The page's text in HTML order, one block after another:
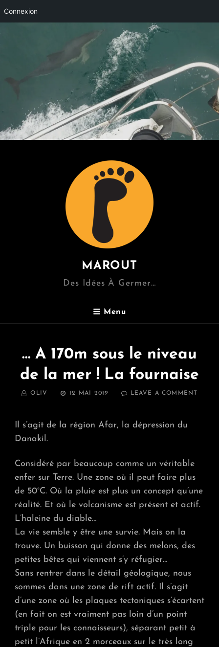
Connexion
MAROUT
Des Idées À Germer…
Menu
… A 170m sous le niveau
de la mer ! La fournaise
BY OLIV
POSTED
12 MAI 2019 LEAVE A COMMENT
LA
Il s’agit de la région Afar, la dépression du
Danakil.
Considéré par beaucoup comme un véritable
enfer sur Terre. Une zone où il peut faire plus
de 50°C. Où la pluie est plus un concept qu’une
réalité. Et où le volcanisme est présent et actif.
L’haleine du diable…
La vie semble y être une survie. Mais on la
trouve. Un buisson qui donne des melons, des
petites bêtes qui viennent s’y réfugier…
Sans rentrer dans le détail géologique, nous
sommes dans une zone de rift actif. Il s’agit
d’une zone où les plaques tectoniques s’écartent
(en fait on est vraiment pas loin d’un point
triple pour les connaisseurs), séparant petit à
petit l’Afrique en 2 morceaux sur le très long